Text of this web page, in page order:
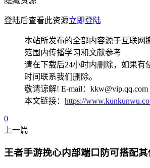
登陆后查看此资源立即登陆
本站所发布的全部内容源于互联网
范围内传播学习和文献参考
请在下载后24小时内删除，如果有
时间联系我们删除。
敬请谅解! E-mail：kkw@vip.qq.com
本文链接： https://
0
上一篇
王者手游挽心内部端口防可搭配